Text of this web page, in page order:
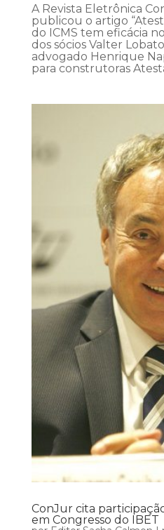
A Revista Eletrônica
publicou o artigo
do ICMS tem eficácia
dos sócios Valter
advogado Henrique
para construtoras
ConJur cita
em Congresso do IBET